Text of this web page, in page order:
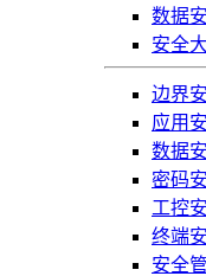
数据
安全
边界
应用
数据
密码
工控
终端
安全